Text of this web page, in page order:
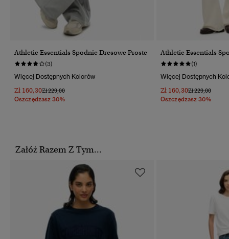
Athletic Essentials Spodnie Dresowe Proste
(3)
Więcej Dostępnych Kolorów
Zł 160,30Cena Obniżona Od
Zł 229,00Do
Oszczędzasz 30%
Athletic Essentials
(1)
Więcej Dostępnych
Zł 160,30Cena
Zł 229,00Do
Oszczędzasz 30%
Załóż Razem Z Tym...